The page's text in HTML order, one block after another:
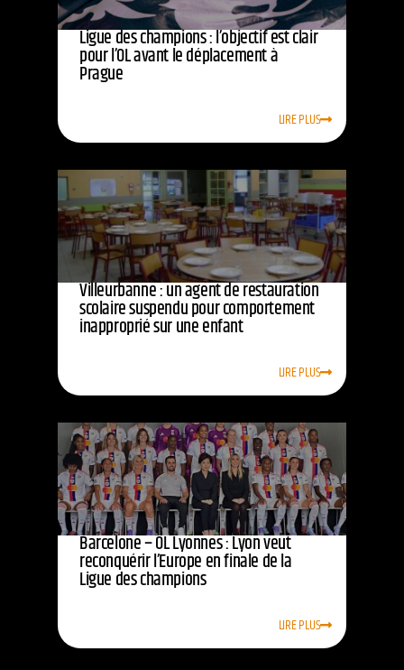
Ligue des champions : l’objectif est clair
pour l’OL avant le déplacement à
Prague
LIRE PLUS
Villeurbanne : un agent de restauration
scolaire suspendu pour comportement
inapproprié sur une enfant
LIRE PLUS
Barcelone – OL Lyonnes : Lyon veut
reconquérir l’Europe en finale de la
Ligue des champions
LIRE PLUS